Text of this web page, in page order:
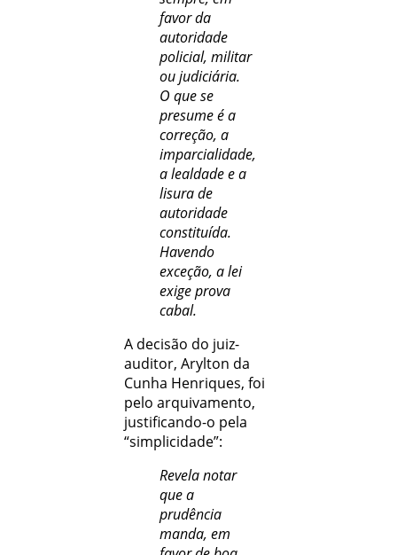
favor da
autoridade
policial, militar
ou judiciária.
O que se
presume é a
correção, a
imparcialidade,
a lealdade e a
lisura de
autoridade
constituída.
Havendo
exceção, a lei
exige prova
cabal.
A decisão do juiz-
auditor, Arylton da
Cunha Henriques, foi
pelo arquivamento,
justificando-o pela
“simplicidade”:
Revela notar
que a
prudência
manda, em